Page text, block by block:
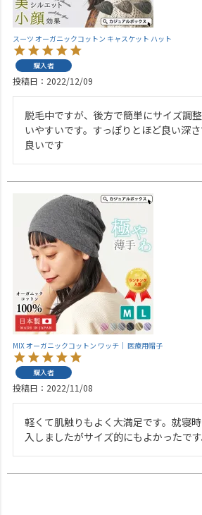
スーツ オーガニックコットン キャスケット ハット
購入者
投稿日 2022/12/09
脱毛中ですが、後方で簡単にサイズ調
いやすいです。すっぽりとほど良い深
良いです
MIX オーガニックコットン ワッチ｜ 医療用帽子
購入者
投稿日 2022/11/08
軽くて肌触りもよく大満足です。就寝
入しましたがサイズ的にもよかったです